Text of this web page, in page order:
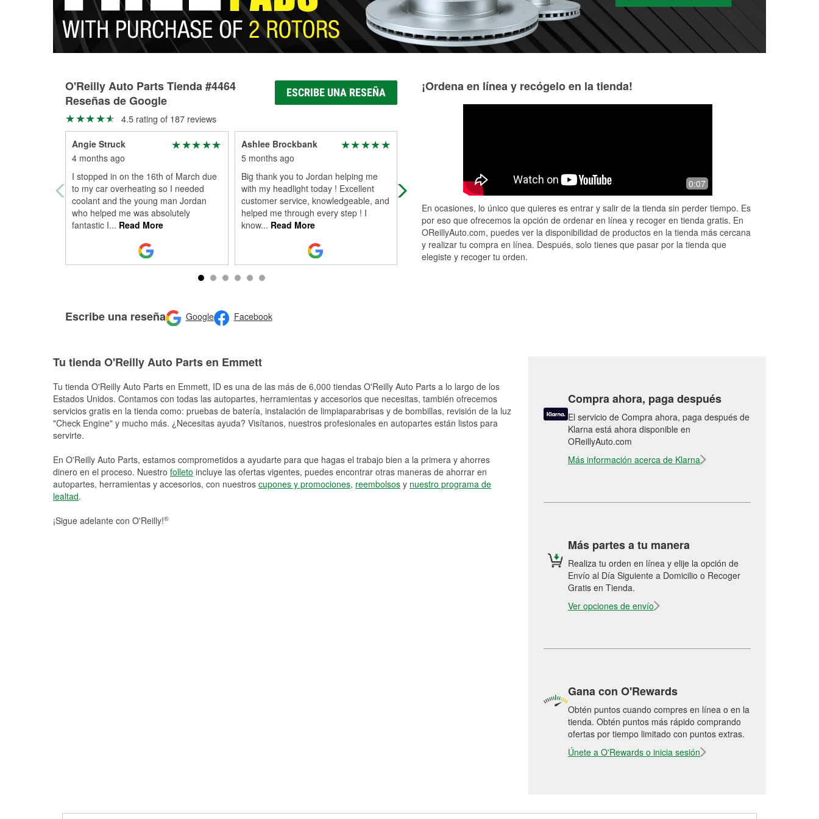
O'Reilly Auto Parts Tienda #4464
Reseñas de Google
ESCRIBE UNA RESEÑA
4.5 rating of 187 reviews
Angie Struck
4 months ago
I stopped in on the 16th of March due
to my car overheating so I needed
coolant and the young man Jordan
who helped me was absolutely
fantastic I... Read More
Ashlee Brockbank
5 months ago
Big thank you to Jordan helping me
with my headlight today ! Excellent
customer service, knowledgeable, and
helped me through every step ! I
know... Read More
Great customer service and usually
has all the parts I need. They put up
coming back.
Super helpful, friendly and
knowledgeable staff. Helped me find
extremely
Escribe una reseña Google Facebook
¡Ordena en línea y recógelo en la tienda!
0:07
En ocasiones, lo único que quieres es entrar y salir de la tienda sin perder tiempo. Es
por eso que ofrecemos la opción de ordenar en línea y recoger en tienda gratis. En
OReillyAuto.com, puedes ver la disponibilidad de productos en la tienda más cercana
y realizar tu compra en línea. Después, solo tienes que pasar por la tienda que
elegiste y recoger tu orden.
Tu tienda O'Reilly Auto Parts en Emmett
Tu tienda O'Reilly Auto Parts en Emmett, ID es una de las más de 6,000 tiendas O'Reilly Auto Parts a lo largo de los
Estados Unidos. Contamos con todas las autopartes, herramientas y accesorios que necesitas, también ofrecemos
servicios gratis en la tienda como: pruebas de batería, instalación de limpiaparabrisas y de bombillas, revisión de la luz
"Check Engine" y mucho más. ¿Necesitas ayuda? Visítanos, nuestros profesionales en autopartes están listos para
servirte.
En O'Reilly Auto Parts, estamos comprometidos a ayudarte para que hagas el trabajo bien a la primera y ahorres
dinero en el proceso. Nuestro folleto incluye las ofertas vigentes, puedes encontrar otras maneras de ahorrar en
autopartes, herramientas y accesorios, con nuestros cupones y promociones, reembolsos y nuestro programa de
lealtad.
¡Sigue adelante con O'Reilly!®
Compra ahora, paga después
El servicio de Compra ahora, paga después de
Klarna está ahora disponible en
OReillyAuto.com
Más información acerca de Klarna
Más partes a tu manera
Realiza tu orden en línea y elije la opción de
Envío al Día Siguiente a Domicilio o Recoger
Gratis en Tienda.
Ver opciones de envío
Gana con O'Rewards
Obtén puntos cuando compres en línea o en la
tienda. Obtén puntos más rápido comprando
ofertas por tiempo limitado con puntos extras.
Únete a O'Rewards o inicia sesión